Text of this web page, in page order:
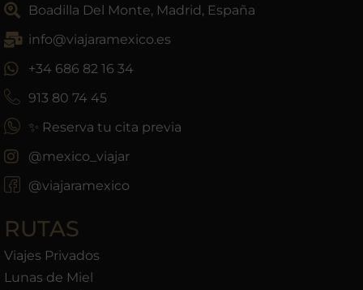
Boadilla Del Monte, Madrid, España
info@viajaramexico.es
+34 686 82 16 34
913 80 74 45
✨ Reserva tu cita previa
@mexico_viajar
@viajaramexico
RUTAS
Viajes Privados
Lunas de Miel